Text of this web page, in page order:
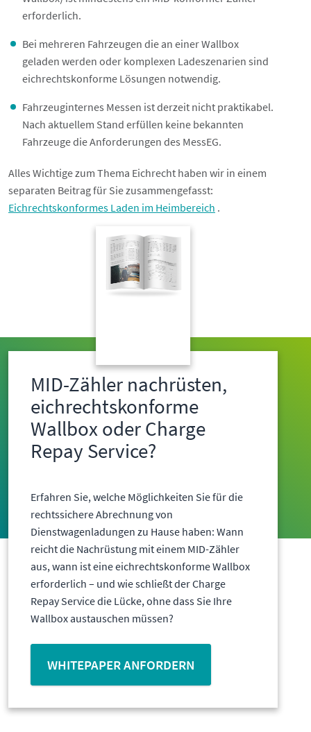
erforderlich.
Bei mehreren Fahrzeugen die an einer Wallbox
geladen werden oder komplexen Ladeszenarien sind
eichrechtskonforme Lösungen notwendig.
Fahrzeuginternes Messen ist derzeit nicht praktikabel.
Nach aktuellem Stand erfüllen keine bekannten
Fahrzeuge die Anforderungen des MessEG.
Alles Wichtige zum Thema Eichrecht haben wir in einem
separaten Beitrag für Sie zusammengefasst:
Eichrechtskonformes Laden im Heimbereich .
MID-Zähler nachrüsten,
eichrechtskonforme
Wallbox oder Charge
Repay Service?
Erfahren Sie, welche Möglichkeiten Sie für die
rechtssichere Abrechnung von
Dienstwagenladungen zu Hause haben: Wann
reicht die Nachrüstung mit einem MID-Zähler
aus, wann ist eine eichrechtskonforme Wallbox
erforderlich – und wie schließt der Charge
Repay Service die Lücke, ohne dass Sie Ihre
Wallbox austauschen müssen?
WHITEPAPER ANFORDERN